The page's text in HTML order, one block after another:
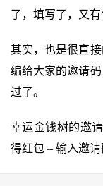
了，填写了，又有
其实，也是很直
编给大家的邀请
过了。
幸运金钱树的邀
得红包 – 输入邀请